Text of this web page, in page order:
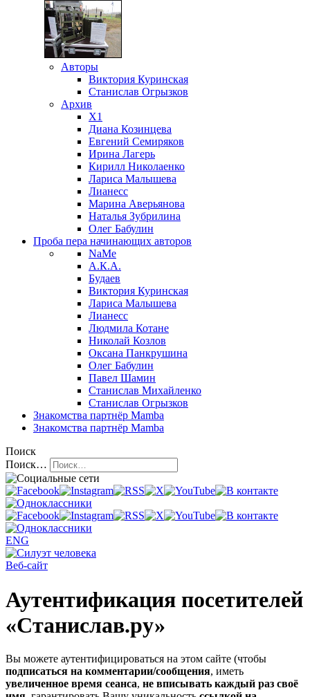
Авторы
Виктория Куринская
Станислав Огрызков
Архив
X1
Диана Козинцева
Евгений Семиряков
Ирина Лагерь
Кирилл Николаенко
Лариса Малышева
Лианесс
Марина Аверьянова
Наталья Зубрилина
Олег Бабулин
Проба пера начинающих авторов
NaMe
А.К.А.
Будаев
Виктория Куринская
Лариса Малышева
Лианесс
Людмила Котане
Николай Козлов
Оксана Панкрушина
Олег Бабулин
Павел Шамин
Станислав Михайленко
Станислав Огрызков
Знакомства партнёр Mamba
Знакомства партнёр Mamba
Поиск
Поиск…
ENG
Веб-сайт
Аутентификация посетителей
«Станислав.ру»
Вы можете аутентифицироваться на этом сайте (чтобы
подписаться на комментарии/сообщения, иметь
увеличенное время сеанса, не вписывать каждый раз своё